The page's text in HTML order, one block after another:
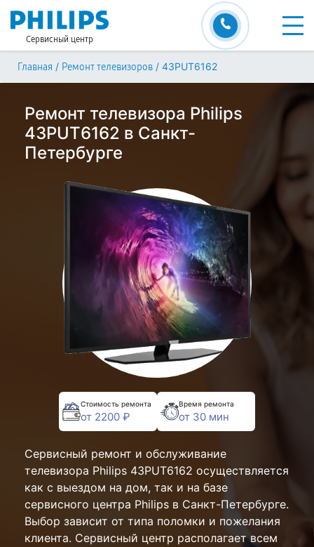
Сервисный центр
Главная / Ремонт телевизоров / 43PUT6162
Ремонт телевизора Philips
43PUT6162 в Санкт-
Петербурге
Стоимость ремонта
от 2200 ₽
Время ремонта
от 30 мин
Сервисный ремонт и обслуживание
телевизора Philips 43PUT6162 осуществляется
как с выездом на дом, так и на базе
сервисного центра Philips в Санкт-Петербурге.
Выбор зависит от типа поломки и пожелания
клиента. Сервисный центр располагает всем